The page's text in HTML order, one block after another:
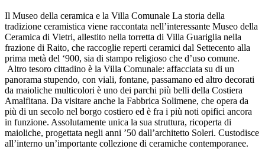
Il Museo della ceramica e la Villa Comunale La storia della
tradizione ceramistica viene raccontata nell’interessante Museo della
Ceramica di Vietri, allestito nella torretta di Villa Guariglia nella
frazione di Raito, che raccoglie reperti ceramici dal Settecento alla
prima metà del ‘900, sia di stampo religioso che d’uso comune.
Altro tesoro cittadino è la Villa Comunale: affacciata su di un
panorama stupendo, con viali, fontane, passamano ed altro decorati
da maioliche multicolori è uno dei parchi più belli della Costiera
Amalfitana. Da visitare anche la Fabbrica Solimene, che opera da
più di un secolo nel borgo costiero ed è fra i più noti opifici ancora
in funzione. Assolutamente unica la sua struttura, ricoperta di
maioliche, progettata negli anni ’50 dall’architetto Soleri. Custodisce
all’interno un’importante collezione di ceramiche contemporanee.